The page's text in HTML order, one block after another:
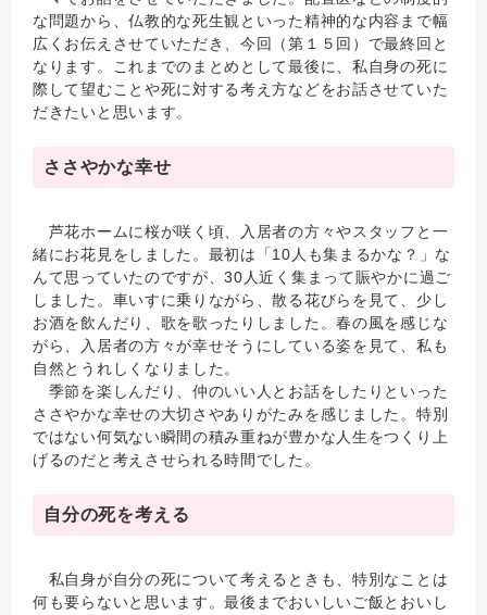
な問題から、仏教的な死生観といった精神的な内容まで幅
広くお伝えさせていただき、今回（第１５回）で最終回と
なります。これまでのまとめとして最後に、私自身の死に
際して望むことや死に対する考え方などをお話させていた
だきたいと思います。
ささやかな幸せ
芦花ホームに桜が咲く頃、入居者の方々やスタッフと一
緒にお花見をしました。最初は「10人も集まるかな？」な
んて思っていたのですが、30人近く集まって賑やかに過ご
しました。車いすに乗りながら、散る花びらを見て、少し
お酒を飲んだり、歌を歌ったりしました。春の風を感じな
がら、入居者の方々が幸せそうにしている姿を見て、私も
自然とうれしくなりました。
季節を楽しんだり、仲のいい人とお話をしたりといった
ささやかな幸せの大切さやありがたみを感じました。特別
ではない何気ない瞬間の積み重ねが豊かな人生をつくり上
げるのだと考えさせられる時間でした。
自分の死を考える
私自身が自分の死について考えるときも、特別なことは
何も要らないと思います。最後までおいしいご飯とおいし